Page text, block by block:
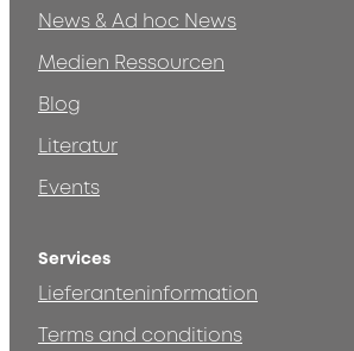
News & Ad hoc News
Medien Ressourcen
Blog
Literatur
Events
Services
Lieferanteninformation
Terms and conditions